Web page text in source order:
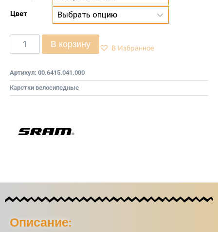
Цвет
В корзину В Избранное
Артикул: 00.6415.041.000
Каретки велосипедные
Описание: